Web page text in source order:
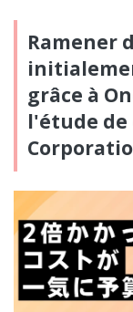
Ramener
grâce à
l'étude de